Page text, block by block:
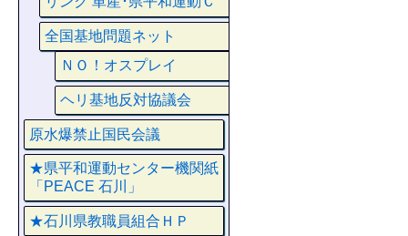
全国基地問題ネット
ＮＯ！オスプレイ
ヘリ基地反対協議会
原水爆禁止国民会議
★県平和運動センター機関紙
「PEACE 石川」
★石川県教職員組合ＨＰ